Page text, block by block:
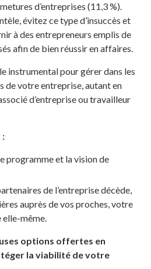
d’entreprises (11,3 %).
évitez ce type d’insuccès et
à des entrepreneurs emplis de
afin de bien réussir en affaires.
instrumental pour gérer dans les
de votre entreprise, autant en
d’entreprise ou travailleur
:
programme et la vision de
de l’entreprise décède,
auprès de vos proches, votre
elle-même.
options offertes en
la viabilité de votre